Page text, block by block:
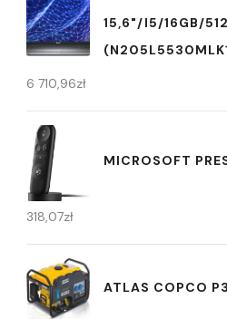
15,6"/I5/16GB/
6 710,96zł
MICROSOFT
318,07zł
ATLAS COPCO